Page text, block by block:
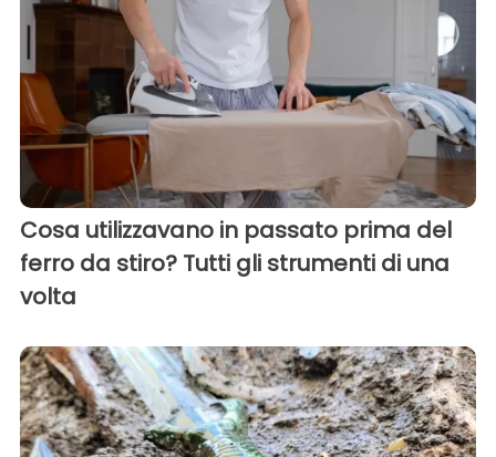
Cosa utilizzavano in passato prima del
ferro da stiro? Tutti gli strumenti di una
volta